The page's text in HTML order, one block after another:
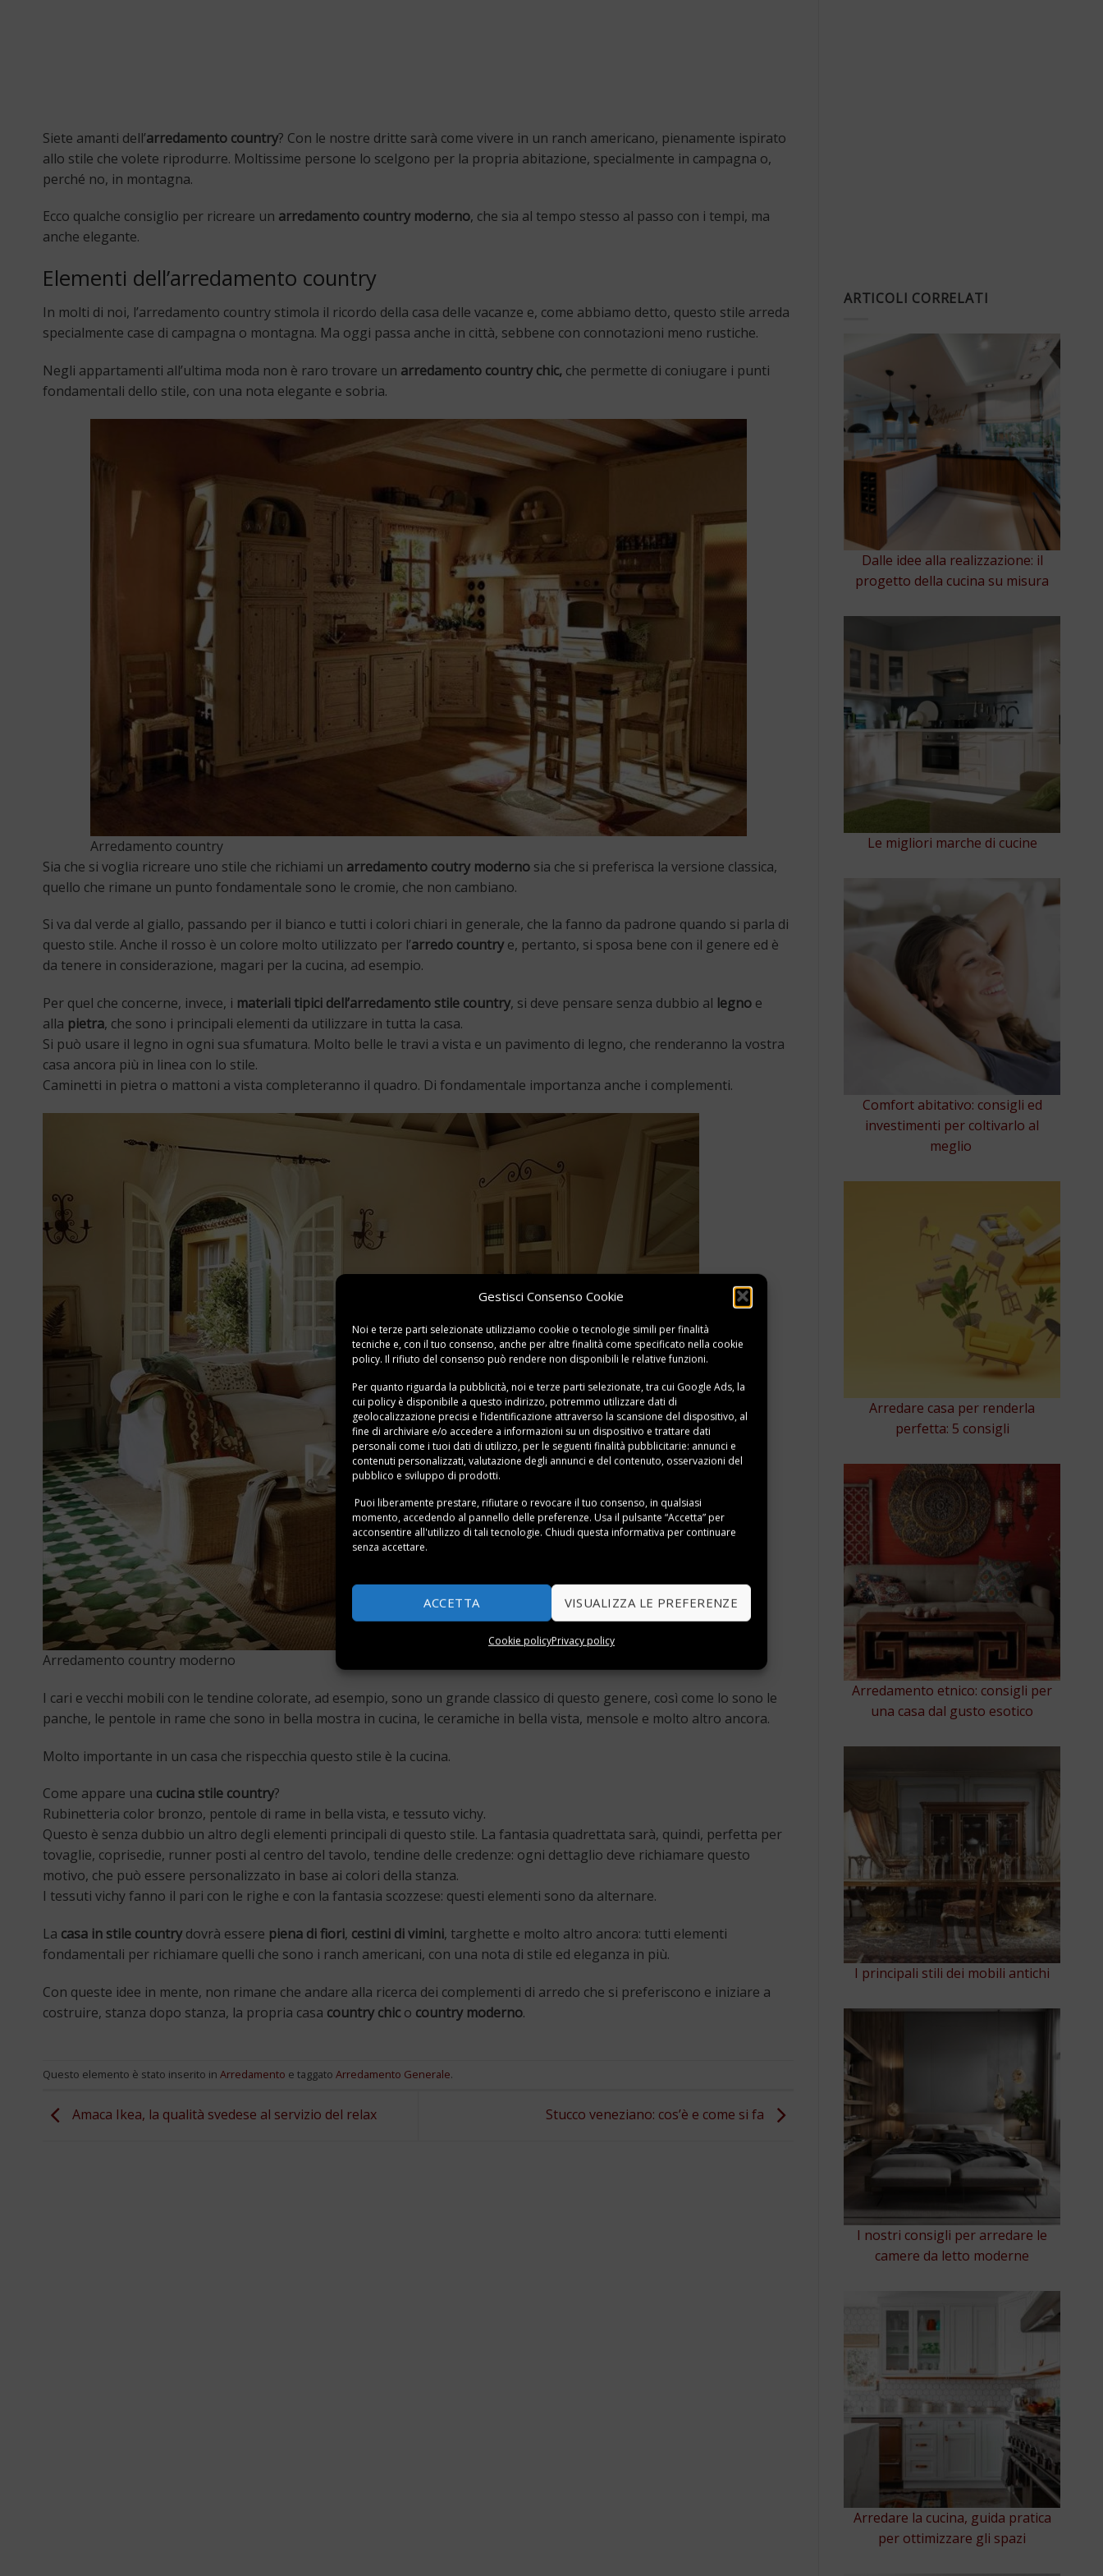
Gestisci Consenso Cookie
Noi e terze parti selezionate utilizziamo cookie o tecnologie simili per finalità
tecniche e, con il tuo consenso, anche per altre finalità come specificato nella cookie
policy. Il rifiuto del consenso può rendere non disponibili le relative funzioni.
Per quanto riguarda la pubblicità, noi e terze parti selezionate, tra cui Google Ads, la
cui policy è disponibile a questo indirizzo, potremmo utilizzare dati di
geolocalizzazione precisi e l’identificazione attraverso la scansione del dispositivo, al
fine di archiviare e/o accedere a informazioni su un dispositivo e trattare dati
personali come i tuoi dati di utilizzo, per le seguenti finalità pubblicitarie: annunci e
contenuti personalizzati, valutazione degli annunci e del contenuto, osservazioni del
pubblico e sviluppo di prodotti.
Puoi liberamente prestare, rifiutare o revocare il tuo consenso, in qualsiasi
momento, accedendo al pannello delle preferenze. Usa il pulsante “Accetta” per
acconsentire all'utilizzo di tali tecnologie. Chiudi questa informativa per continuare
senza accettare.
ACCETTA VISUALIZZA LE PREFERENZE
Cookie policyPrivacy policy
Siete amanti dell’arredamento country? Con le nostre dritte sarà come vivere in un ranch americano, pienamente ispirato
allo stile che volete riprodurre. Moltissime persone lo scelgono per la propria abitazione, specialmente in campagna o,
perché no, in montagna.
Ecco qualche consiglio per ricreare un arredamento country moderno, che sia al tempo stesso al passo con i tempi, ma
anche elegante.
Elementi dell’arredamento country
In molti di noi, l’arredamento country stimola il ricordo della casa delle vacanze e, come abbiamo detto, questo stile arreda
specialmente case di campagna o montagna. Ma oggi passa anche in città, sebbene con connotazioni meno rustiche.
Negli appartamenti all’ultima moda non è raro trovare un arredamento country chic, che permette di coniugare i punti
fondamentali dello stile, con una nota elegante e sobria.
Arredamento country
Sia che si voglia ricreare uno stile che richiami un arredamento coutry moderno sia che si preferisca la versione classica,
quello che rimane un punto fondamentale sono le cromie, che non cambiano.
Si va dal verde al giallo, passando per il bianco e tutti i colori chiari in generale, che la fanno da padrone quando si parla di
questo stile. Anche il rosso è un colore molto utilizzato per l’arredo country e, pertanto, si sposa bene con il genere ed è
da tenere in considerazione, magari per la cucina, ad esempio.
Per quel che concerne, invece, i materiali tipici dell’arredamento stile country, si deve pensare senza dubbio al legno e
alla pietra, che sono i principali elementi da utilizzare in tutta la casa.
Si può usare il legno in ogni sua sfumatura. Molto belle le travi a vista e un pavimento di legno, che renderanno la vostra
casa ancora più in linea con lo stile.
Caminetti in pietra o mattoni a vista completeranno il quadro. Di fondamentale importanza anche i complementi.
Arredamento country moderno
I cari e vecchi mobili con le tendine colorate, ad esempio, sono un grande classico di questo genere, così come lo sono le
panche, le pentole in rame che sono in bella mostra in cucina, le ceramiche in bella vista, mensole e molto altro ancora.
Molto importante in un casa che rispecchia questo stile è la cucina.
Come appare una cucina stile country?
Rubinetteria color bronzo, pentole di rame in bella vista, e tessuto vichy.
Questo è senza dubbio un altro degli elementi principali di questo stile. La fantasia quadrettata sarà, quindi, perfetta per
tovaglie, coprisedie, runner posti al centro del tavolo, tendine delle credenze: ogni dettaglio deve richiamare questo
motivo, che può essere personalizzato in base ai colori della stanza.
I tessuti vichy fanno il pari con le righe e con la fantasia scozzese: questi elementi sono da alternare.
La casa in stile country dovrà essere piena di fiori, cestini di vimini, targhette e molto altro ancora: tutti elementi
fondamentali per richiamare quelli che sono i ranch americani, con una nota di stile ed eleganza in più.
Con queste idee in mente, non rimane che andare alla ricerca dei complementi di arredo che si preferiscono e iniziare a
costruire, stanza dopo stanza, la propria casa country chico country moderno.
Questo elemento è stato inserito in Arredamento e taggato Arredamento Generale.
Amaca Ikea, la qualità svedese al servizio del relax Stucco veneziano: cos’è e come si fa
ARTICOLI CORRELATI
Dalle idee alla realizzazione: il
progetto della cucina su misura
Le migliori marche di cucine
Comfort abitativo: consigli ed
investimenti per coltivarlo al
meglio
Arredare casa per renderla
perfetta: 5 consigli
Arredamento etnico: consigli per
una casa dal gusto esotico
I principali stili dei mobili antichi
I nostri consigli per arredare le
camere da letto moderne
Arredare la cucina, guida pratica
per ottimizzare gli spazi